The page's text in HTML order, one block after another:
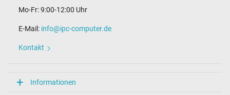
Maße
Länge / Breite / Höhe
Überlast-, kurzschluss- und überhitzungsgeschützt
Mo-Fr: 9:00-12:00 Uhr
E-Mail: info@ipc-computer.de
Kontakt
Informationen